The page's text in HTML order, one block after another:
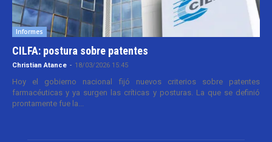
Informes
CILFA: postura sobre patentes
Christian Atance - 18/03/2026 15:45
Hoy el gobierno nacional fijó nuevos criterios sobre patentes
farmacéuticas y ya surgen las críticas y posturas. La que se definió
prontamente fue la...